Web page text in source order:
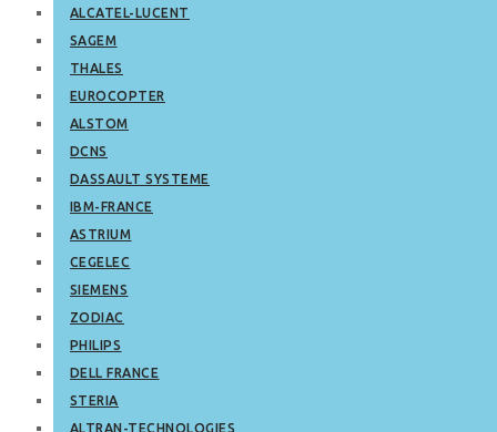
ALCATEL-LUCENT
SAGEM
THALES
EUROCOPTER
ALSTOM
DCNS
DASSAULT SYSTEME
IBM-FRANCE
ASTRIUM
CEGELEC
SIEMENS
ZODIAC
PHILIPS
DELL FRANCE
STERIA
ALTRAN-TECHNOLOGIES